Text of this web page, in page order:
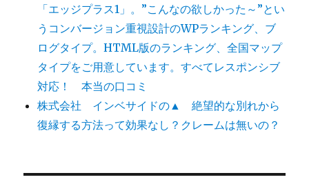
「エッジプラス1」。”こんなの欲しかった～”とい
うコンバージョン重視設計のWPランキング、ブ
ログタイプ。HTML版のランキング、全国マップ
タイプをご用意しています。すべてレスポンシブ
対応！ 本当の口コミ
株式会社 インベサイドの▲ 絶望的な別れから
復縁する方法って効果なし？クレームは無いの？